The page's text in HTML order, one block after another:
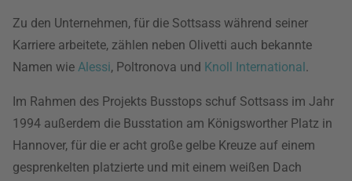
Zu den Unternehmen, für die Sottsass während seiner
Karriere arbeitete, zählen neben Olivetti auch bekannte
Namen wie Alessi, Poltronova und Knoll International.
Im Rahmen des Projekts Busstops schuf Sottsass im Jahr
1994 außerdem die Busstation am Königsworther Platz in
Hannover, für die er acht große gelbe Kreuze auf einem
gesprenkelten platzierte und mit einem weißen Dach